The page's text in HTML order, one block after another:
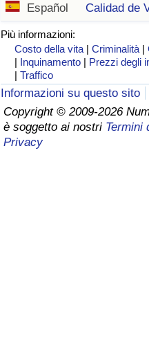
Español
Calidad de
Più informazioni:
Costo della vita |Criminalità |
| Inquinamento | Prezzi degli
|Traffico
Informazioni su questo sito
Copyright © 2009-2026
è soggetto ai nostri Termini
Privacy
Indice della Criminalità
Indice di criminalità per
Assistenza Sanitaria
Indice dell’Assistenza
Indice dell’Assistenza